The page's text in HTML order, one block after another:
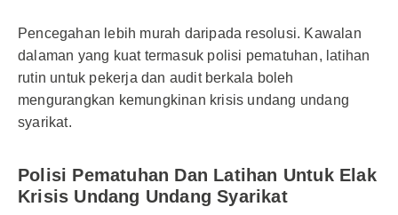
Pencegahan lebih murah daripada resolusi. Kawalan
dalaman yang kuat termasuk polisi pematuhan, latihan
rutin untuk pekerja dan audit berkala boleh
mengurangkan kemungkinan krisis undang undang
syarikat.
Polisi Pematuhan Dan Latihan Untuk Elak
Krisis Undang Undang Syarikat